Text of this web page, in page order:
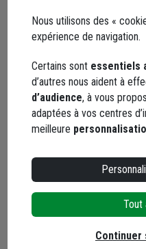
Facebook
Nous utilisons des «
expérience de navigation.
Certains sont essentiels
d’autres nous aident à
d’audience, à vous
adaptées à vos centres
meilleure
Tout
Continuer